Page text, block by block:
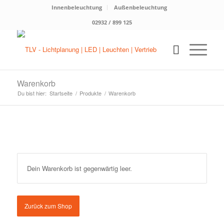
Innenbeleuchtung
Außenbeleuchtung
02932 / 899 125
Warenkorb
Du bist hier: Startseite / Produkte / Warenkorb
Dein Warenkorb ist gegenwärtig leer.
Zurück zum Shop